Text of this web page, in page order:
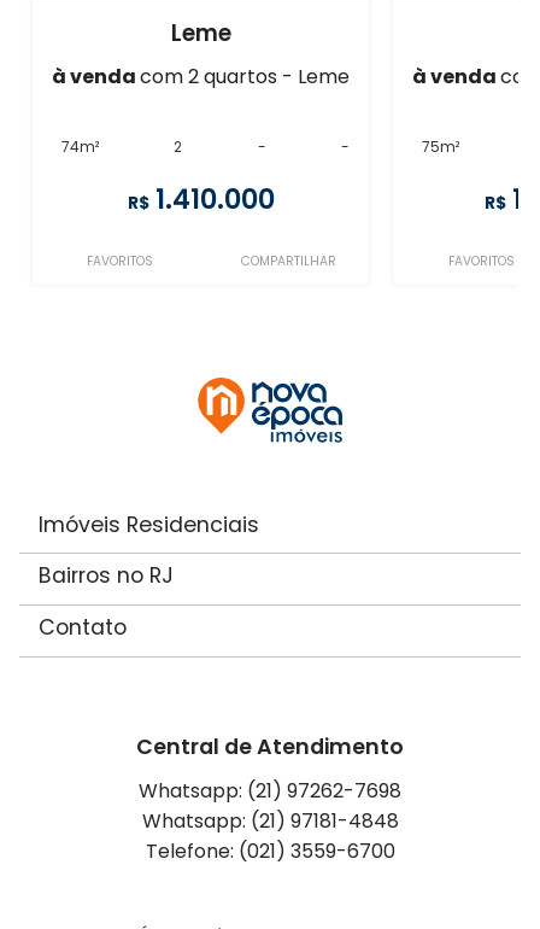
Leme
à vendacom 2 quartos - Leme
74m² 2 - -
R$ 1.410.000
FAVORITOS COMPARTILHAR
à venda
75m²
R$
FAVORITOS
Imóveis Residenciais
Bairros no RJ
Contato
Central de Atendimento
Whatsapp: (21) 97262-7698
Whatsapp: (21) 97181-4848
Telefone: (021) 3559-6700